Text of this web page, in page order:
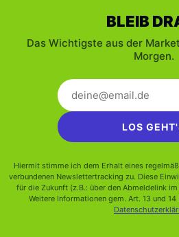
BLEIB
Das Wichtigste aus der
Morgen.
LOS
Hiermit stimme ich dem Erhalt eines
verbundenen Newslettertracking zu. Diese
für die Zukunft (z.B.: über den Abmeldelink
Weitere Informationen gem. Art. 13 und